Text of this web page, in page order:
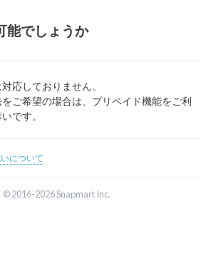
能でしょうか
応しておりません。
ご希望の場合は、プリペイド機能をご利
です。
について
© 2016-2026 Snapmart Inc.